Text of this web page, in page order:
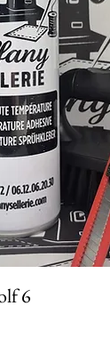
6